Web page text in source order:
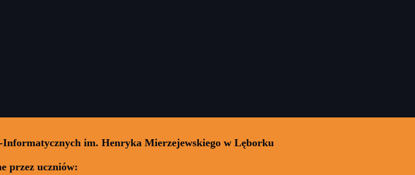
Informatycznych im. Henryka Mierzejewskiego w Lęborku
przez uczniów: